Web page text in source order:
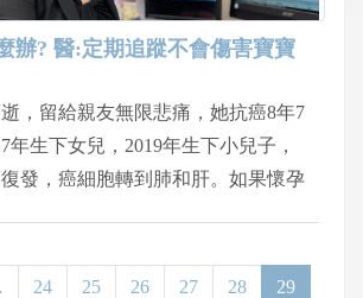
辦? 醫:定期追蹤不會傷害寶寶
，留給親友無限悲痛，她抗癌8年7
年生下女兒，2019年生下小兒子，
發，癌細胞轉到肺和肝。如果懷孕
定期追蹤，母親會擔心追蹤檢查對胎
24 25 26 27 28 29